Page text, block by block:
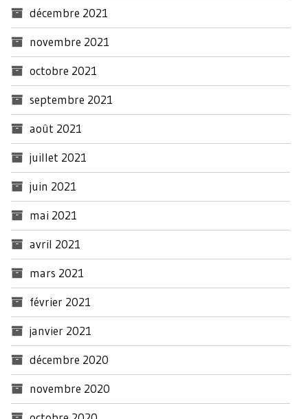
décembre 2021
novembre 2021
octobre 2021
septembre 2021
août 2021
juillet 2021
juin 2021
mai 2021
avril 2021
mars 2021
février 2021
janvier 2021
décembre 2020
novembre 2020